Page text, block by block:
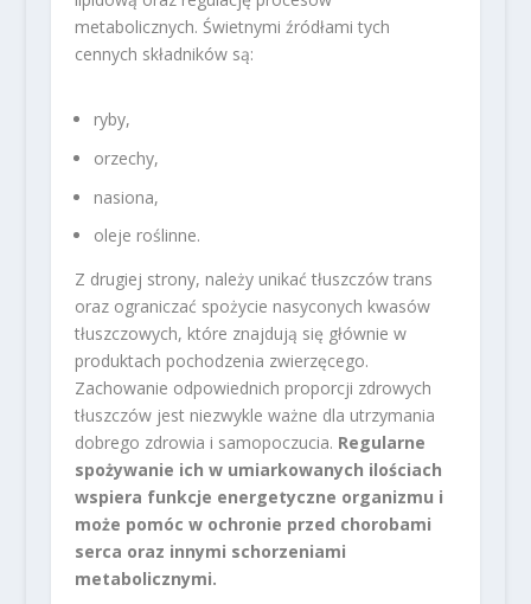
metabolicznych. Świetnymi źródłami tych
cennych składników są:
ryby,
orzechy,
nasiona,
oleje roślinne.
Z drugiej strony, należy unikać tłuszczów trans
oraz ograniczać spożycie nasyconych kwasów
tłuszczowych, które znajdują się głównie w
produktach pochodzenia zwierzęcego.
Zachowanie odpowiednich proporcji zdrowych
tłuszczów jest niezwykle ważne dla utrzymania
dobrego zdrowia i samopoczucia. Regularne
spożywanie ich w umiarkowanych ilościach
wspiera funkcje energetyczne organizmu i
może pomóc w ochronie przed chorobami
serca oraz innymi schorzeniami
metabolicznymi.